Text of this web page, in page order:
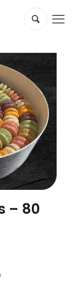
– 80